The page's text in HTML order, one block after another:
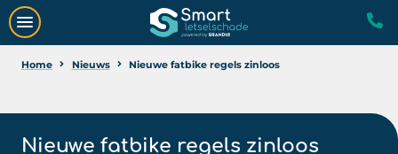
Home Nieuws Nieuwe fatbike regels zinloos
Nieuwe fatbike regels zinloos